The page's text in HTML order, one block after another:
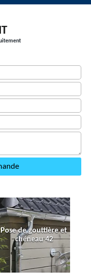
Pose de gouttière et
chéneau 42